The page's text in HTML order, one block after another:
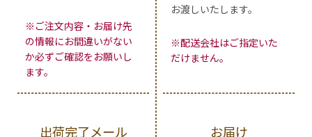
※ご注文内容・お届け先
の情報にお間違いがない
か必ずご確認をお願いし
ます。
お渡しいたします。
※配送会社はご指定いた
だけません。
出荷完了メール お届け